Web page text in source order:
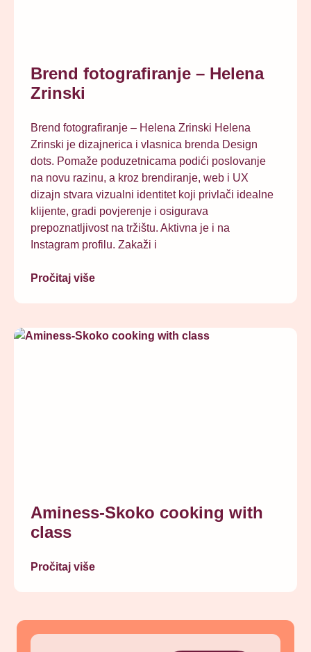
Brend fotografiranje – Helena
Zrinski
Brend fotografiranje – Helena Zrinski Helena
Zrinski je dizajnerica i vlasnica brenda Design
dots. Pomaže poduzetnicama podići poslovanje
na novu razinu, a kroz brendiranje, web i UX
dizajn stvara vizualni identitet koji privlači idealne
klijente, gradi povjerenje i osigurava
prepoznatljivost na tržištu. Aktivna je i na
Instagram profilu. Zakaži i
Pročitaj više
Aminess-Skoko cooking with
class
Pročitaj više